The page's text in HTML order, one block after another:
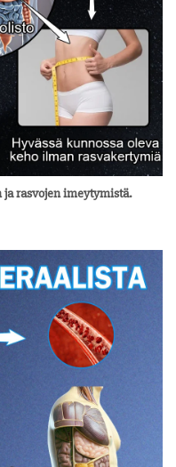
rasvojen imeytymistä.